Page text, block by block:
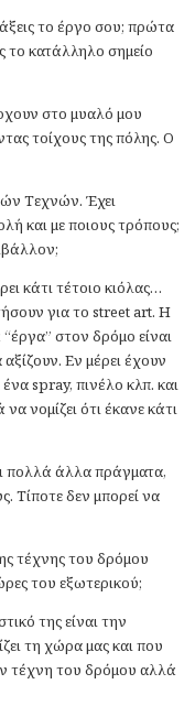
το έργο σου; πρώτα
το κατάλληλο σημείο
στο μυαλό μου
τοίχους της πόλης. Ο
Τεχνών. Έχει
και με ποιους τρόπους;
κάτι τέτοιο κιόλας…
για το street art. Η
στον δρόμο είναι
Εν μέρει έχουν
ένα spray, πινέλο κλπ. και
νομίζει ότι έκανε κάτι
πολλά άλλα πράγματα,
Τίποτε δεν μπορεί να
τέχνης του δρόμου
του εξωτερικού;
της είναι την
τη χώρα μας και που
τέχνη του δρόμου αλλά